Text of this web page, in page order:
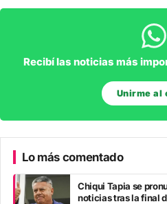
Recibí las noticias más
Unirme al
Lo más comentado
Chiqui Tapia se
noticias tras la final